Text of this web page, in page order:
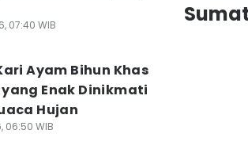
07:40 WIB
Ayam Bihun Khas
Enak Dinikmati
Hujan
06:50 WIB